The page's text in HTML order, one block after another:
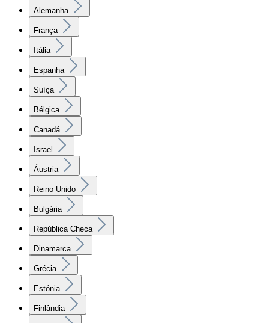
Alemanha
França
Itália
Espanha
Suíça
Bélgica
Canadá
Israel
Áustria
Reino Unido
Bulgária
República Checa
Dinamarca
Grécia
Estónia
Finlândia